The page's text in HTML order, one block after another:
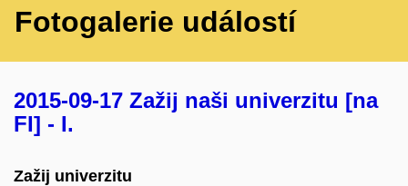
Fotogalerie událostí
2015-09-17 Zažij naši univerzitu [na
FI] - I.
Zažij univerzitu